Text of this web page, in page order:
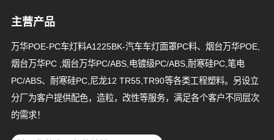
主营产品
万华POE-PC车灯料A1225BK-汽车车灯面罩PC料、烟台万华POE,
烟台万华PC ,烟台万华PC/ABS,电镀级PC/ABS,耐寒硅PC,笔电
PC/ABS、耐寒硅PC,尼龙12 TR55,TR90等各类工程塑料。另设立
分厂为客户提供配色，造粒，改性等服务，满足各个客户不同层次
的需求！